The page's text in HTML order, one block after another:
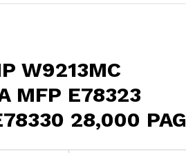
W9213MC
MFP E78323
28,000 PAG